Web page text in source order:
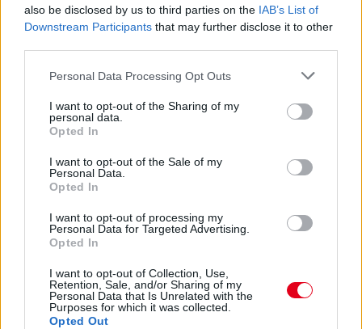
also be disclosed by us to third parties on the IAB’s List of
Downstream Participants that may further disclose it to other
Please note that this website/app uses one or more Google
not limited to your visit or usage behaviour. You may click to
grant or deny consent to Google and its third-party tags to
use your data for below specified purposes in below Google
consent section.
Personal Data Processing Opt Outs
I want to opt-out of the Sharing of my
personal data.
Opted In
I want to opt-out of the Sale of my
Personal Data.
Opted In
I want to opt-out of processing my
Personal Data for Targeted Advertising.
Opted In
I want to opt-out of Collection, Use,
Retention, Sale, and/or Sharing of my
Personal Data that Is Unrelated with the
Purposes for which it was collected.
Opted Out
Ijesztő jelenet: nem fért be a kanyarba a kamion, az oldalára
dőlt, de szerencsére "csak" meglökte az ott álló autót és nem
részletek